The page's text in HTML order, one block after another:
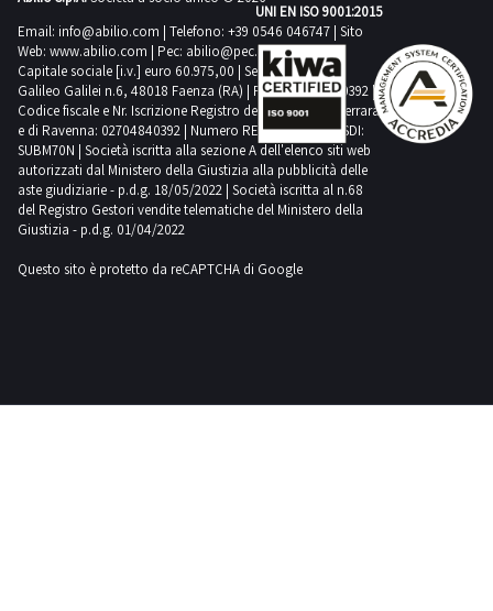
Email: info@abilio.com | Telefono: +39 0546 046747 | Sito
Web: www.abilio.com | Pec: abilio@pec.illimity.com
Capitale sociale [i.v.] euro 60.975,00 | Sede legale in Via
Galileo Galilei n.6, 48018 Faenza (RA) | P.IVA: 02704840392 |
Codice fiscale e Nr. Iscrizione Registro delle Imprese di Ferrara
e di Ravenna: 02704840392 | Numero REA RA 224830 | SDI:
SUBM70N | Società iscritta alla sezione A dell'elenco siti web
autorizzati dal Ministero della Giustizia alla pubblicità delle
aste giudiziarie - p.d.g. 18/05/2022 | Società iscritta al n.68
del Registro Gestori vendite telematiche del Ministero della
Giustizia - p.d.g. 01/04/2022
Questo sito è protetto da reCAPTCHA di Google
UNI EN ISO 9001:2015